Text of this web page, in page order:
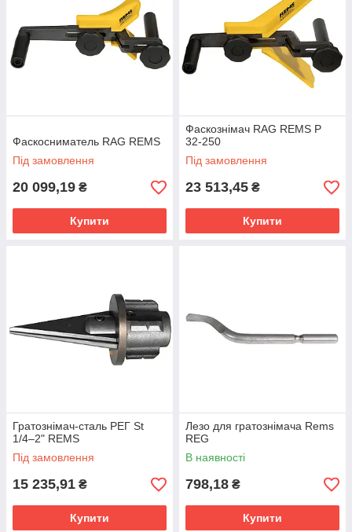
Фаскосниматель RAG REMS
Під замовлення
20 099,19 ₴
Купити
Фаскознімач RAG REMS P
32-250
Під замовлення
23 513,45 ₴
Купити
Гратознімач-сталь РЕГ St
1/4–2" REMS
Під замовлення
15 235,91 ₴
Купити
Лезо для гратознімача Rems
REG
В наявності
798,18 ₴
Купити